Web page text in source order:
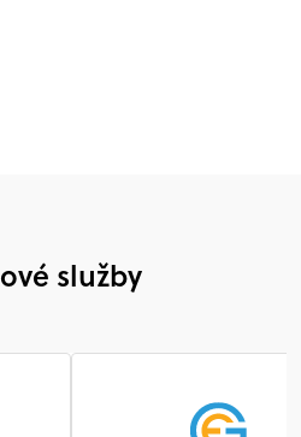
služby